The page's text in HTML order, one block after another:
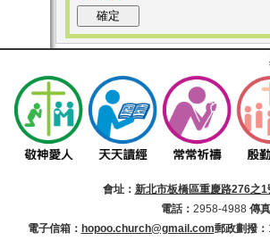
會址： 新北市板橋區重慶路276之1
電話： 2958-4988 傳
電子信箱： hopoo.church@gmail.com郵政劃撥：